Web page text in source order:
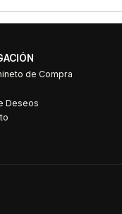
de Compra
Deseos